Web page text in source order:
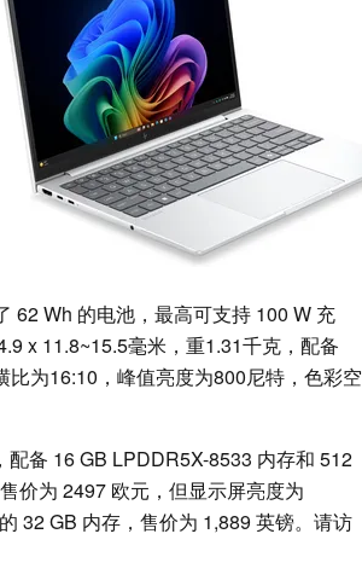
62 Wh 的电池，最高可支持 100 W 充
x 11.8~15.5毫米，重1.31千克，配备
为16:10，峰值亮度为800尼特，色彩空
备 16 GB LPDDR5X-8533 内存和 512
价为 2497 欧元，但显示屏亮度为
32 GB 内存，售价为 1,889 英镑。请访